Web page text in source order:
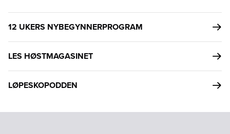
12 UKERS NYBEGYNNERPROGRAM
LES HØSTMAGASINET
LØPESKOPODDEN